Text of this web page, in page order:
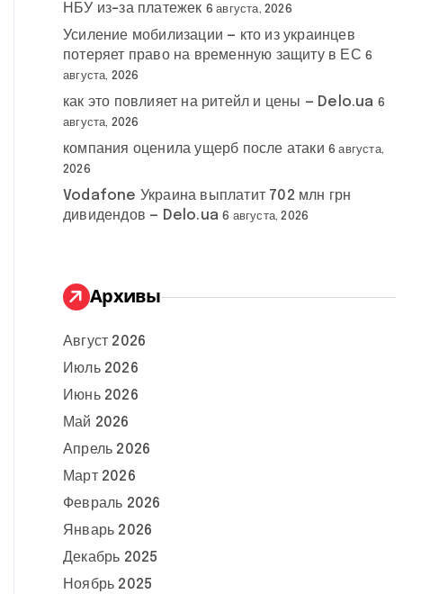
НБУ из-за платежек 6 августа, 2026
Усиление мобилизации — кто из украинцев
потеряет право на временную защиту в ЕС 6
августа, 2026
как это повлияет на ритейл и цены — Delo.ua 6
августа, 2026
компания оценила ущерб после атаки 6 августа,
2026
Vodafone Украина выплатит 702 млн грн
дивидендов — Delo.ua 6 августа, 2026
Архивы
Август 2026
Июль 2026
Июнь 2026
Май 2026
Апрель 2026
Март 2026
Февраль 2026
Январь 2026
Декабрь 2025
Ноябрь 2025